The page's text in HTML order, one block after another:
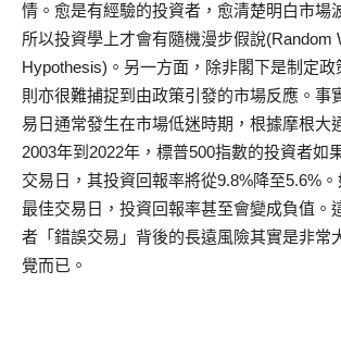
情。愈是有經驗的投資者，愈清楚明白市場
所以投資學上才會有隨機漫步假說(Random
Hypothesis)。另一方面，除非閣下是制定
則亦很難捕捉到由政策引發的市場反應。事
易日通常發生在市場低迷時期，根據摩根大
2003年到2022年，標普500指數的投資者如
交易日，其投資回報率將從9.8%降至5.6%
最佳交易日，投資回報率甚至會變成負值。
者「錯誤交易」背後的長遠風險其實是非常
覺而已。